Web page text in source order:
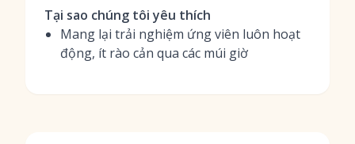
Tại sao chúng tôi yêu thích
Mang lại trải nghiệm ứng viên luôn hoạt
động, ít rào cản qua các múi giờ